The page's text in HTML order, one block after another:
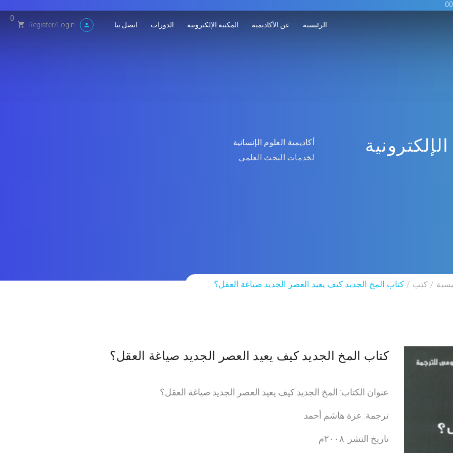
الرئيسية عن الأكاديمية المكتبة الإلكترونية الدورات اتصل بنا Register/Login
0
أكاديمية العلوم الإنسانية
لخدمات البحث العلمي
كتب كتاب المخ الجديد كيف يعيد العصر الجديد صياغة العقل؟
كتاب المخ الجديد كيف يعيد العصر الجديد صياغة العقل؟
عنوان الكتاب: المخ الجديد كيف يعيد العصر الجديد صياغة العقل؟
ترجمة: عزة هاشم أحمد
تاريخ النشر: ٢٠٠٨م